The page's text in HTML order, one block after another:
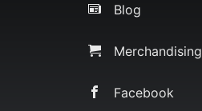
Blog
Merchandising
Facebook